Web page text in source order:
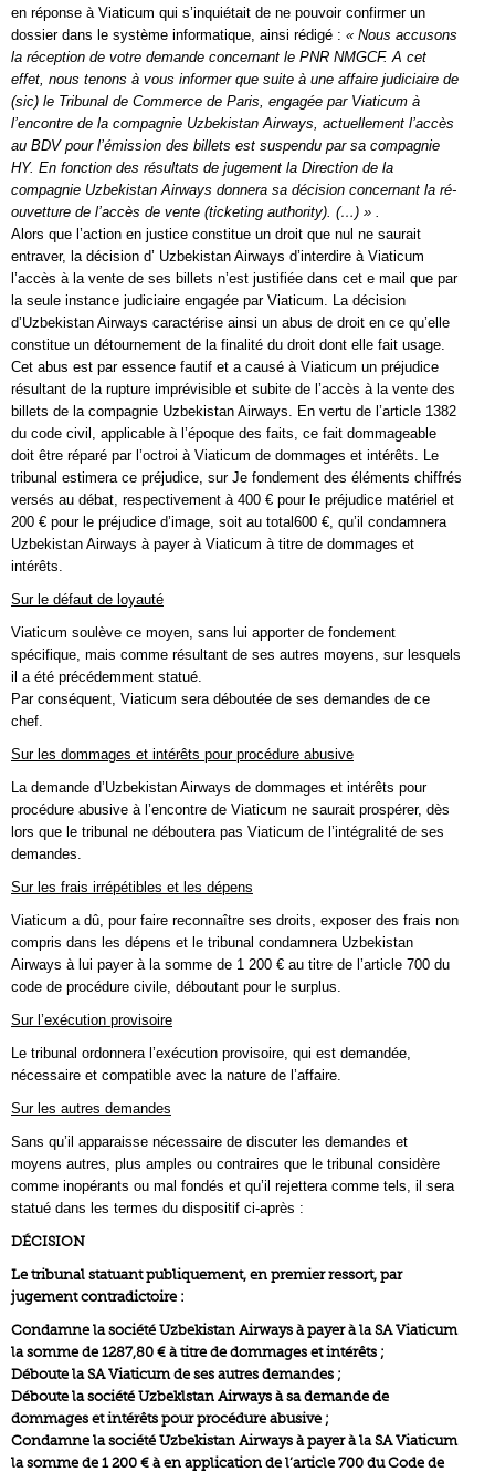
en réponse à Viaticum qui s’inquiétait de ne pouvoir confirmer un
dossier dans le système informatique, ainsi rédigé : « Nous accusons
la réception de votre demande concernant le PNR NMGCF. A cet
effet, nous tenons à vous informer que suite à une affaire judiciaire de
(sic) le Tribunal de Commerce de Paris, engagée par Viaticum à
l’encontre de la compagnie Uzbekistan Airways, actuellement l’accès
au BDV pour l’émission des billets est suspendu par sa compagnie
HY. En fonction des résultats de jugement la Direction de la
compagnie Uzbekistan Airways donnera sa décision concernant la ré-
ouvetture de l’accès de vente (ticketing authority). (…) » .
Alors que l’action en justice constitue un droit que nul ne saurait
entraver, la décision d’ Uzbekistan Airways d’interdire à Viaticum
l’accès à la vente de ses billets n’est justifiée dans cet e mail que par
la seule instance judiciaire engagée par Viaticum. La décision
d’Uzbekistan Airways caractérise ainsi un abus de droit en ce qu’elle
constitue un détournement de la finalité du droit dont elle fait usage.
Cet abus est par essence fautif et a causé à Viaticum un préjudice
résultant de la rupture imprévisible et subite de l’accès à la vente des
billets de la compagnie Uzbekistan Airways. En vertu de l’article 1382
du code civil, applicable à l’époque des faits, ce fait dommageable
doit être réparé par l’octroi à Viaticum de dommages et intérêts. Le
tribunal estimera ce préjudice, sur Je fondement des éléments chiffrés
versés au débat, respectivement à 400 € pour le préjudice matériel et
200 € pour le préjudice d’image, soit au total600 €, qu’il condamnera
Uzbekistan Airways à payer à Viaticum à titre de dommages et
intérêts.
Sur le défaut de loyauté
Viaticum soulève ce moyen, sans lui apporter de fondement
spécifique, mais comme résultant de ses autres moyens, sur lesquels
il a été précédemment statué.
Par conséquent, Viaticum sera déboutée de ses demandes de ce
chef.
Sur les dommages et intérêts pour procédure abusive
La demande d’Uzbekistan Airways de dommages et intérêts pour
procédure abusive à l’encontre de Viaticum ne saurait prospérer, dès
lors que le tribunal ne déboutera pas Viaticum de l’intégralité de ses
demandes.
Sur les frais irrépétibles et les dépens
Viaticum a dû, pour faire reconnaître ses droits, exposer des frais non
compris dans les dépens et le tribunal condamnera Uzbekistan
Airways à lui payer à la somme de 1 200 € au titre de l’article 700 du
code de procédure civile, déboutant pour le surplus.
Sur l’exécution provisoire
Le tribunal ordonnera l’exécution provisoire, qui est demandée,
nécessaire et compatible avec la nature de l’affaire.
Sur les autres demandes
Sans qu’il apparaisse nécessaire de discuter les demandes et
moyens autres, plus amples ou contraires que le tribunal considère
comme inopérants ou mal fondés et qu’il rejettera comme tels, il sera
statué dans les termes du dispositif ci-après :
DÉCISION
Le tribunal statuant publiquement, en premier ressort, par
jugement contradictoire :
Condamne la société Uzbekistan Airways à payer à la SA Viaticum
la somme de 1287,80 € à titre de dommages et intérêts ;
Déboute la SA Viaticum de ses autres demandes ;
Déboute la société Uzbeklstan Airways à sa demande de
dommages et intérêts pour procédure abusive ;
Condamne la société Uzbekistan Airways à payer à la SA Viaticum
la somme de 1 200 € à en application de l’article 700 du Code de